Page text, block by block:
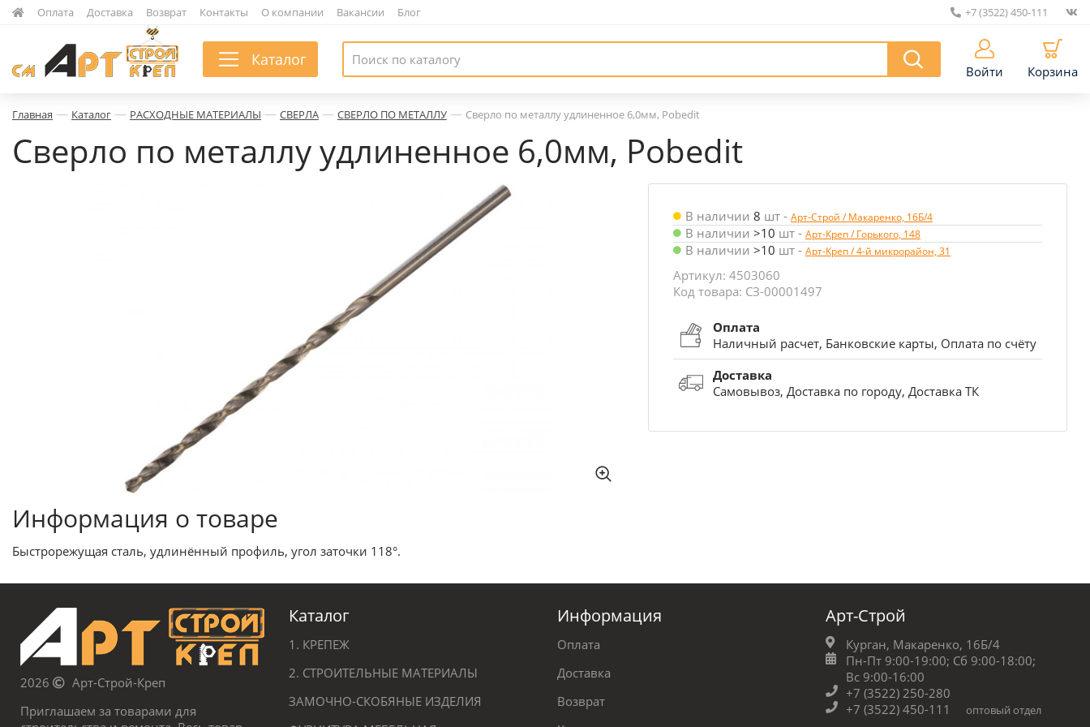
Оплата Доставка Возврат Контакты О компании Вакансии Блог +7 (3522) 450-111
Каталог
Войти Корзина
Главная — Каталог — РАСХОДНЫЕ МАТЕРИАЛЫ — СВЕРЛА — СВЕРЛО ПО МЕТАЛЛУ — Сверло по металлу удлиненное 6,0мм, Pobedit
Сверло по металлу удлиненное 6,0мм, Pobedit
В наличии 8 шт - Арт-Строй / Макаренко, 16Б/4
В наличии >10 шт - Арт-Креп / Горького, 148
В наличии >10 шт - Арт-Креп / 4-й микрорайон, 31
Артикул: 4503060
Код товара: СЗ-00001497
Оплата
Наличный расчет, Банковские карты, Оплата по счёту
Доставка
Самовывоз, Доставка по городу, Доставка ТК
Информация о товаре
Быстрорежущая сталь, удлинённый профиль, угол заточки 118°.
2026
Арт-Строй-Креп
Приглашаем за товарами для
Каталог
1. КРЕПЕЖ
2. СТРОИТЕЛЬНЫЕ МАТЕРИАЛЫ
ЗАМОЧНО-СКОБЯНЫЕ ИЗДЕЛИЯ
Информация
Оплата
Доставка
Возврат
Арт-Строй
Курган, Макаренко, 16Б/4
Пн-Пт 9:00-19:00; Сб 9:00-18:00;
Вс 9:00-16:00
+7 (3522) 250-280
+7 (3522) 450-111
оптовый отдел